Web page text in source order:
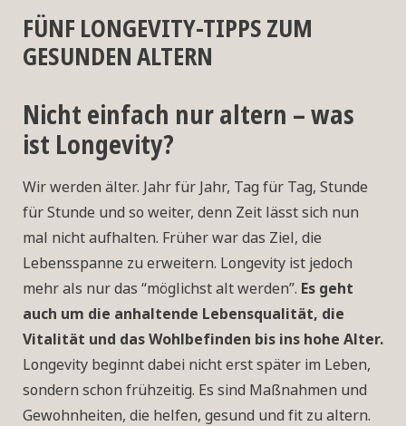
FÜNF LONGEVITY-TIPPS ZUM
GESUNDEN ALTERN
Nicht einfach nur altern – was
ist Longevity?
Wir werden älter. Jahr für Jahr, Tag für Tag, Stunde
für Stunde und so weiter, denn Zeit lässt sich nun
mal nicht aufhalten. Früher war das Ziel, die
Lebensspanne zu erweitern. Longevity ist jedoch
mehr als nur das “möglichst alt werden”. Es geht
auch um die anhaltende Lebensqualität, die
Vitalität und das Wohlbefinden bis ins hohe Alter.
Longevity beginnt dabei nicht erst später im Leben,
sondern schon frühzeitig. Es sind Maßnahmen und
Gewohnheiten, die helfen, gesund und fit zu altern.